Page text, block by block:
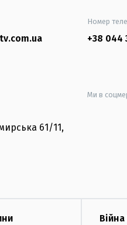
Номер
+38 044
61/11,
Ми в